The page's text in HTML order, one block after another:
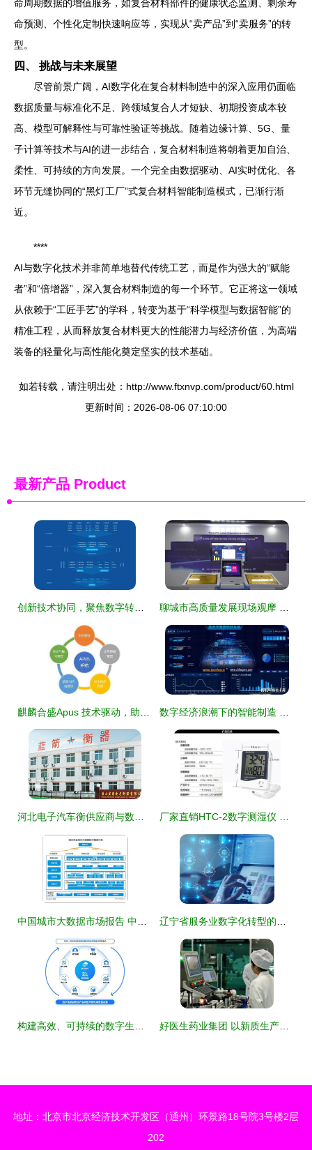
命周期数据的增值服务，如复合材料部件的健康状态监测、剩余寿
命预测、个性化定制快速响应等，实现从“卖产品”到“卖服务”的转
型。
四、 挑战与未来展望
尽管前景广阔，AI数字化在复合材料制造中的深入应用仍面临
数据质量与标准化不足、跨领域复合人才短缺、初期投资成本较
高、模型可解释性与可靠性验证等挑战。随着边缘计算、5G、量
子计算等技术与AI的进一步结合，复合材料制造将朝着更加自治、
柔性、可持续的方向发展。一个完全由数据驱动、AI实时优化、各
环节无缝协同的“黑灯工厂”式复合材料智能制造模式，已渐行渐
近。
****
AI与数字化技术并非简单地替代传统工艺，而是作为强大的“赋能
者”和“倍增器”，深入复合材料制造的每一个环节。它正将这一领域
从依赖于“工匠手艺”的学科，转变为基于“科学模型与数据智能”的
精准工程，从而释放复合材料更大的性能潜力与经济价值，为高端
装备的轻量化与高性能化奠定坚实的技术基础。
如若转载，请注明出处：http://www.ftxnvp.com/product/60.html
更新时间：2026-08-06 07:10:00
最新产品 Product
地址：北京市北京经济技术开发区（通州）环景路18号院3号楼2层
202